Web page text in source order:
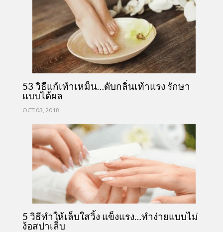
53 วิธีแก้เท้าเหม็น…ดับกลิ่นเท้าแรง รักษา
แบบได้ผล
OCT 03, 2018
5 วิธีทำให้เล็บใสวิ้ง แข็งแรง…ทำง่ายแบบไม่
ง้อสปาเล็บ